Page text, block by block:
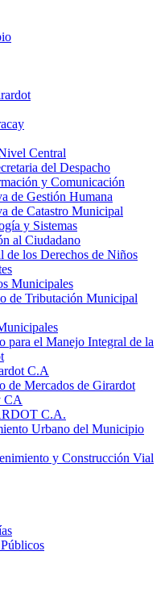
Central
del Despacho
y Comunicación
de Gestión Humana
de Catastro Municipal
y Sistemas
al Ciudadano
de los Derechos de Niños
Municipales
de Tributación Municipal
para el Manejo Integral de la
C.A
de Mercados de Girardot
CA
C.A.
Urbano del Municipio
y Construcción Vial